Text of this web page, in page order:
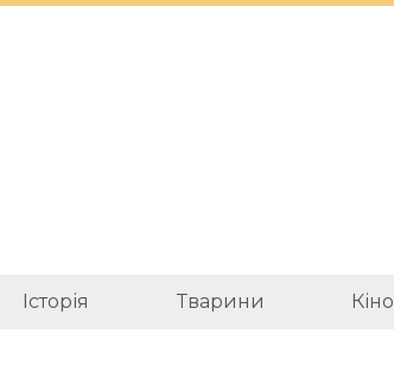
Історія Тварини Кіно